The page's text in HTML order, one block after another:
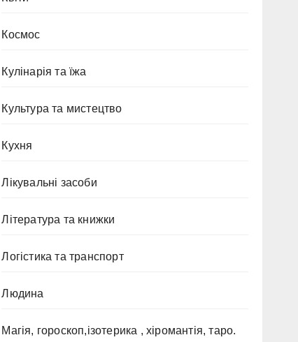
Космос
Кулінарія та їжа
Культура та мистецтво
Кухня
Лікувальні засоби
Література та книжки
Логістика та транспорт
Людина
Магія, гороскоп,ізотерика , хіромантія, таро.